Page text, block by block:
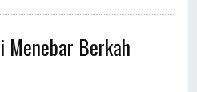
Menebar Berkah